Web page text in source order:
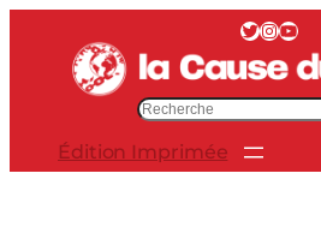
contenu
Twitter InstagramYouTube
Édition Imprimée